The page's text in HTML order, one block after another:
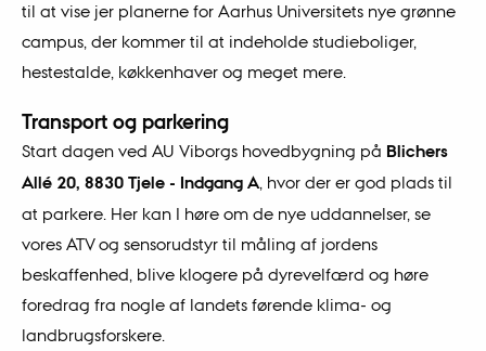
til at vise jer planerne for Aarhus Universitets nye grønne
campus, der kommer til at indeholde studieboliger,
hestestalde, køkkenhaver og meget mere.
Transport og parkering
Start dagen ved AU Viborgs hovedbygning på Blichers
Allé 20, 8830 Tjele - Indgang A, hvor der er god plads til
at parkere. Her kan I høre om de nye uddannelser, se
vores ATV og sensorudstyr til måling af jordens
beskaffenhed, blive klogere på dyrevelfærd og høre
foredrag fra nogle af landets førende klima- og
landbrugsforskere.